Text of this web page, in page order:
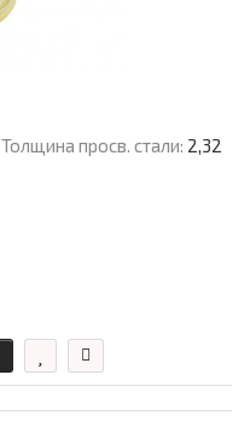
Толщина просв. стали: 2,32